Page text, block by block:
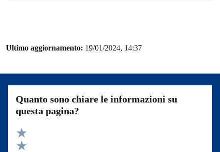
Ultimo aggiornamento: 19/01/2024, 14:37
Quanto sono chiare le informazioni su
questa pagina?
Valuta 5 stelle su 5